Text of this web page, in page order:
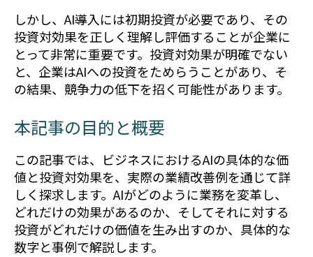
しかし、AI導入には初期投資が必要であり、その
投資対効果を正しく理解し評価することが企業に
とって非常に重要です。投資対効果が明確でない
と、企業はAIへの投資をためらうことがあり、そ
の結果、競争力の低下を招く可能性があります。
本記事の目的と概要
この記事では、ビジネスにおけるAIの具体的な価
値と投資対効果を、実際の業績改善例を通じて詳
しく探求します。AIがどのように業務を変革し、
どれだけの効果があるのか、そしてそれに対する
投資がどれだけの価値を生み出すのか、具体的な
数字と事例で解説します。